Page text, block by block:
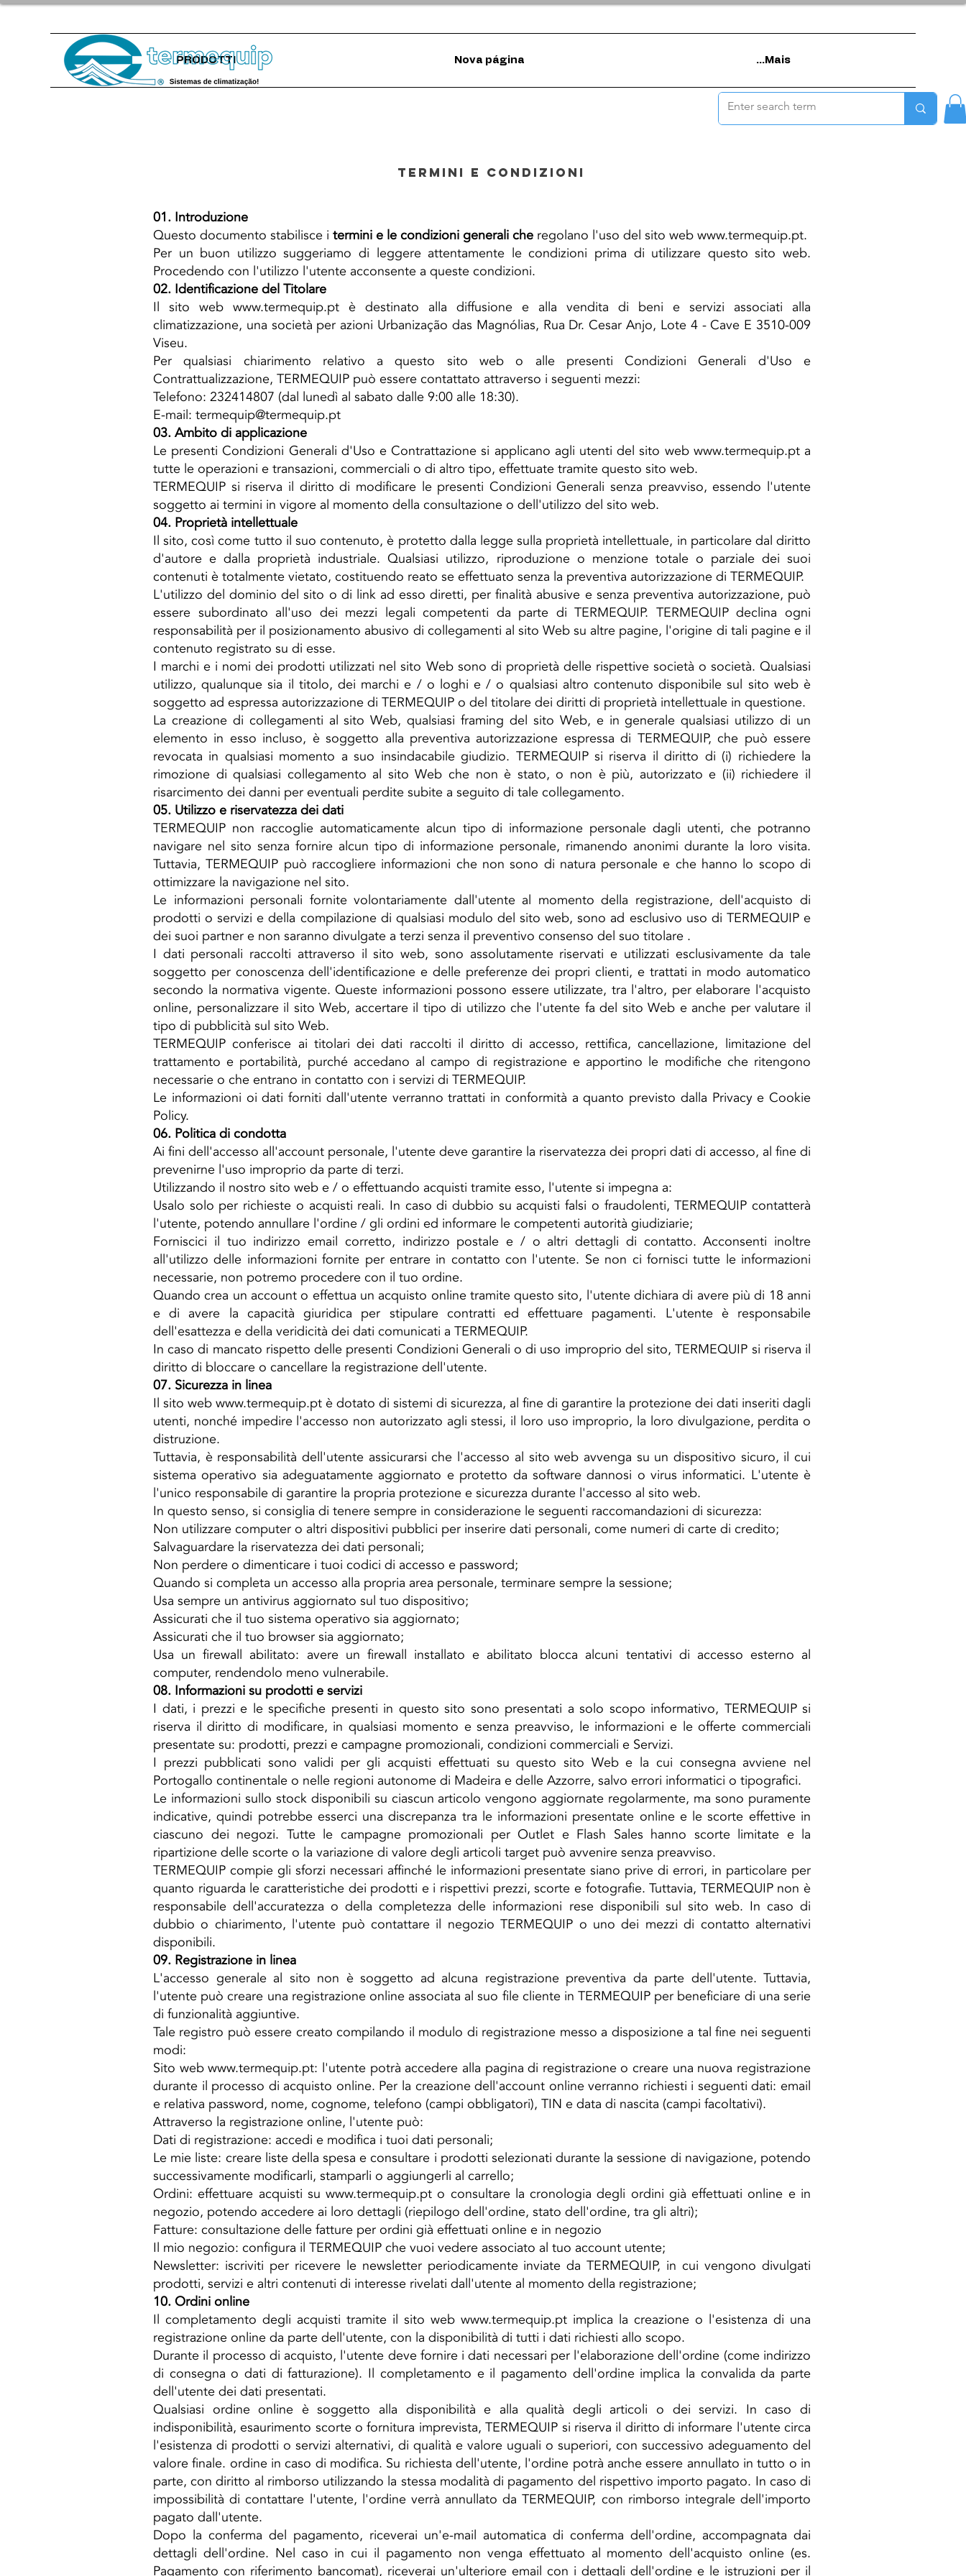
PRODOTTI Nova página Mais...
Termini e Condizioni
01. Introduzione
Questo documento stabilisce i termini e le condizioni generali che regolano l'uso del sito web www.termequip.pt.
Per un buon utilizzo suggeriamo di leggere attentamente le condizioni prima di utilizzare questo sito web.
Procedendo con l'utilizzo l'utente acconsente a queste condizioni.
02. Identificazione del Titolare
Il sito web www.termequip.pt è destinato alla diffusione e alla vendita di beni e servizi associati alla
climatizzazione, una società per azioni Urbanização das Magnólias, Rua Dr. Cesar Anjo, Lote 4 - Cave E 3510-009
Viseu.
Per qualsiasi chiarimento relativo a questo sito web o alle presenti Condizioni Generali d'Uso e
Contrattualizzazione, TERMEQUIP può essere contattato attraverso i seguenti mezzi:
Telefono: 232414807 (dal lunedì al sabato dalle 9:00 alle 18:30).
E-mail: termequip@termequip.pt
03. Ambito di applicazione
Le presenti Condizioni Generali d'Uso e Contrattazione si applicano agli utenti del sito web www.termequip.pta
tutte le operazioni e transazioni, commerciali o di altro tipo, effettuate tramite questo sito web.
TERMEQUIP si riserva il diritto di modificare le presenti Condizioni Generali senza preavviso, essendo l'utente
soggetto ai termini in vigore al momento della consultazione o dell'utilizzo del sito web.
04. Proprietà intellettuale
Il sito, così come tutto il suo contenuto, è protetto dalla legge sulla proprietà intellettuale, in particolare dal diritto
d'autore e dalla proprietà industriale. Qualsiasi utilizzo, riproduzione o menzione totale o parziale dei suoi
contenuti è totalmente vietato, costituendo reato se effettuato senza la preventiva autorizzazione di TERMEQUIP.
L'utilizzo del dominio del sito o di link ad esso diretti, per finalità abusive e senza preventiva autorizzazione, può
essere subordinato all'uso dei mezzi legali competenti da parte di TERMEQUIP. TERMEQUIP declina ogni
responsabilità per il posizionamento abusivo di collegamenti al sito Web su altre pagine, l'origine di tali pagine e il
contenuto registrato su di esse.
I marchi e i nomi dei prodotti utilizzati nel sito Web sono di proprietà delle rispettive società o società. Qualsiasi
utilizzo, qualunque sia il titolo, dei marchi e / o loghi e / o qualsiasi altro contenuto disponibile sul sito web è
soggetto ad espressa autorizzazione di TERMEQUIP o del titolare dei diritti di proprietà intellettuale in questione.
La creazione di collegamenti al sito Web, qualsiasi framing del sito Web, e in generale qualsiasi utilizzo di un
elemento in esso incluso, è soggetto alla preventiva autorizzazione espressa di TERMEQUIP, che può essere
revocata in qualsiasi momento a suo insindacabile giudizio. TERMEQUIP si riserva il diritto di (i) richiedere la
rimozione di qualsiasi collegamento al sito Web che non è stato, o non è più, autorizzato e (ii) richiedere il
risarcimento dei danni per eventuali perdite subite a seguito di tale collegamento.
05. Utilizzo e riservatezza dei dati
TERMEQUIP non raccoglie automaticamente alcun tipo di informazione personale dagli utenti, che potranno
navigare nel sito senza fornire alcun tipo di informazione personale, rimanendo anonimi durante la loro visita.
Tuttavia, TERMEQUIP può raccogliere informazioni che non sono di natura personale e che hanno lo scopo di
ottimizzare la navigazione nel sito.
Le informazioni personali fornite volontariamente dall'utente al momento della registrazione, dell'acquisto di
prodotti o servizi e della compilazione di qualsiasi modulo del sito web, sono ad esclusivo uso di TERMEQUIP e
dei suoi partner e non saranno divulgate a terzi senza il preventivo consenso del suo titolare .
I dati personali raccolti attraverso il sito web, sono assolutamente riservati e utilizzati esclusivamente da tale
soggetto per conoscenza dell'identificazione e delle preferenze dei propri clienti, e trattati in modo automatico
secondo la normativa vigente. Queste informazioni possono essere utilizzate, tra l'altro, per elaborare l'acquisto
online, personalizzare il sito Web, accertare il tipo di utilizzo che l'utente fa del sito Web e anche per valutare il
tipo di pubblicità sul sito Web.
TERMEQUIP conferisce ai titolari dei dati raccolti il ​​diritto di accesso, rettifica, cancellazione, limitazione del
trattamento e portabilità, purché accedano al campo di registrazione e apportino le modifiche che ritengono
necessarie o che entrano in contatto con i servizi di TERMEQUIP.
Le informazioni oi dati forniti dall'utente verranno trattati in conformità a quanto previsto dalla Privacy e Cookie
Policy.
06. Politica di condotta
Ai fini dell'accesso all'account personale, l'utente deve garantire la riservatezza dei propri dati di accesso, al fine di
prevenirne l'uso improprio da parte di terzi.
Utilizzando il nostro sito web e / o effettuando acquisti tramite esso, l'utente si impegna a:
Usalo solo per richieste o acquisti reali. In caso di dubbio su acquisti falsi o fraudolenti, TERMEQUIP contatterà
l'utente, potendo annullare l'ordine / gli ordini ed informare le competenti autorità giudiziarie;
Forniscici il tuo indirizzo email corretto, indirizzo postale e / o altri dettagli di contatto. Acconsenti inoltre
all'utilizzo delle informazioni fornite per entrare in contatto con l'utente. Se non ci fornisci tutte le informazioni
necessarie, non potremo procedere con il tuo ordine.
Quando crea un account o effettua un acquisto online tramite questo sito, l'utente dichiara di avere più di 18 anni
e di avere la capacità giuridica per stipulare contratti ed effettuare pagamenti. L'utente è responsabile
dell'esattezza e della veridicità dei dati comunicati a TERMEQUIP.
In caso di mancato rispetto delle presenti Condizioni Generali o di uso improprio del sito, TERMEQUIP si riserva il
diritto di bloccare o cancellare la registrazione dell'utente.
07. Sicurezza in linea
Il sito web www.termequip.pt è dotato di sistemi di sicurezza, al fine di garantire la protezione dei dati inseriti dagli
utenti, nonché impedire l'accesso non autorizzato agli stessi, il loro uso improprio, la loro divulgazione, perdita o
distruzione.
Tuttavia, è responsabilità dell'utente assicurarsi che l'accesso al sito web avvenga su un dispositivo sicuro, il cui
sistema operativo sia adeguatamente aggiornato e protetto da software dannosi o virus informatici. L'utente è
l'unico responsabile di garantire la propria protezione e sicurezza durante l'accesso al sito web.
In questo senso, si consiglia di tenere sempre in considerazione le seguenti raccomandazioni di sicurezza:
Non utilizzare computer o altri dispositivi pubblici per inserire dati personali, come numeri di carte di credito;
Salvaguardare la riservatezza dei dati personali;
Non perdere o dimenticare i tuoi codici di accesso e password;
Quando si completa un accesso alla propria area personale, terminare sempre la sessione;
Usa sempre un antivirus aggiornato sul tuo dispositivo;
Assicurati che il tuo sistema operativo sia aggiornato;
Assicurati che il tuo browser sia aggiornato;
Usa un firewall abilitato: avere un firewall installato e abilitato blocca alcuni tentativi di accesso esterno al
computer, rendendolo meno vulnerabile.
08. Informazioni su prodotti e servizi
I dati, i prezzi e le specifiche presenti in questo sito sono presentati a solo scopo informativo, TERMEQUIP si
riserva il diritto di modificare, in qualsiasi momento e senza preavviso, le informazioni e le offerte commerciali
presentate su: prodotti, prezzi e campagne promozionali, condizioni commerciali e Servizi.
I prezzi pubblicati sono validi per gli acquisti effettuati su questo sito Web e la cui consegna avviene nel
Portogallo continentale o nelle regioni autonome di Madeira e delle Azzorre, salvo errori informatici o tipografici.
Le informazioni sullo stock disponibili su ciascun articolo vengono aggiornate regolarmente, ma sono puramente
indicative, quindi potrebbe esserci una discrepanza tra le informazioni presentate online e le scorte effettive in
ciascuno dei negozi. Tutte le campagne promozionali per Outlet e Flash Sales hanno scorte limitate e la
ripartizione delle scorte o la variazione di valore degli articoli target può avvenire senza preavviso.
TERMEQUIP compie gli sforzi necessari affinché le informazioni presentate siano prive di errori, in particolare per
quanto riguarda le caratteristiche dei prodotti e i rispettivi prezzi, scorte e fotografie. Tuttavia, TERMEQUIP non è
responsabile dell'accuratezza o della completezza delle informazioni rese disponibili sul sito web. In caso di
dubbio o chiarimento, l'utente può contattare il negozio TERMEQUIP o uno dei mezzi di contatto alternativi
disponibili.
09. Registrazione in linea
L'accesso generale al sito non è soggetto ad alcuna registrazione preventiva da parte dell'utente. Tuttavia,
l'utente può creare una registrazione online associata al suo file cliente in TERMEQUIP per beneficiare di una serie
di funzionalità aggiuntive.
Tale registro può essere creato compilando il modulo di registrazione messo a disposizione a tal fine nei seguenti
modi:
Sito webwww.termequip.pt: l'utente potrà accedere alla pagina di registrazione o creare una nuova registrazione
durante il processo di acquisto online. Per la creazione dell'account online verranno richiesti i seguenti dati: email
e relativa password, nome, cognome, telefono (campi obbligatori), TIN e data di nascita (campi facoltativi).
Attraverso la registrazione online, l'utente può:
Dati di registrazione: accedi e modifica i tuoi dati personali;
Le mie liste: creare liste della spesa e consultare i prodotti selezionati durante la sessione di navigazione, potendo
successivamente modificarli, stamparli o aggiungerli al carrello;
Ordini: effettuare acquisti suwww.termequip.pt o consultare la cronologia degli ordini già effettuati online e in
negozio, potendo accedere ai loro dettagli (riepilogo dell'ordine, stato dell'ordine, tra gli altri);
Fatture: consultazione delle fatture per ordini già effettuati online e in negozio
Il mio negozio: configura il TERMEQUIP che vuoi vedere associato al tuo account utente;
Newsletter: iscriviti per ricevere le newsletter periodicamente inviate da TERMEQUIP, in cui vengono divulgati
prodotti, servizi e altri contenuti di interesse rivelati dall'utente al momento della registrazione;
10. Ordini online
Il completamento degli acquisti tramite il sito web www.termequip.pt implica la creazione o l'esistenza di una
registrazione online da parte dell'utente, con la disponibilità di tutti i dati richiesti allo scopo.
Durante il processo di acquisto, l'utente deve fornire i dati necessari per l'elaborazione dell'ordine (come indirizzo
di consegna o dati di fatturazione). Il completamento e il pagamento dell'ordine implica la convalida da parte
dell'utente dei dati presentati.
Qualsiasi ordine online è soggetto alla disponibilità e alla qualità degli articoli o dei servizi. In caso di
indisponibilità, esaurimento scorte o fornitura imprevista, TERMEQUIP si riserva il diritto di informare l'utente circa
l'esistenza di prodotti o servizi alternativi, di qualità e valore uguali o superiori, con successivo adeguamento del
valore finale. ordine in caso di modifica. Su richiesta dell'utente, l'ordine potrà anche essere annullato in tutto o in
parte, con diritto al rimborso utilizzando la stessa modalità di pagamento del rispettivo importo pagato. In caso di
impossibilità di contattare l'utente, l'ordine verrà annullato da TERMEQUIP, con rimborso integrale dell'importo
pagato dall'utente.
Dopo la conferma del pagamento, riceverai un'e-mail automatica di conferma dell'ordine, accompagnata dai
dettagli dell'ordine. Nel caso in cui il pagamento non venga effettuato al momento dell'acquisto online (es.
Pagamento con riferimento bancomat), riceverai un'ulteriore email con i dettagli dell'ordine e le istruzioni per il